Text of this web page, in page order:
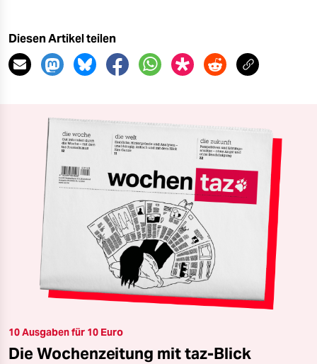
Diesen Artikel teilen
10 Ausgaben für 10 Euro
Die Wochenzeitung mit taz-Blick